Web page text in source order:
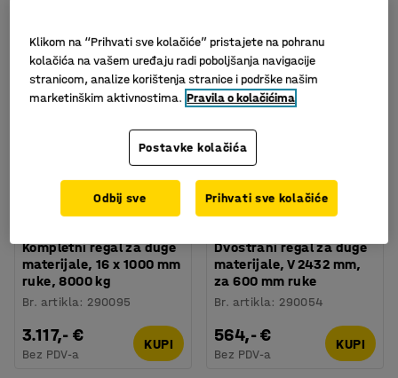
Kompletni regal za duge
materijale, 16 x 1000 mm
ruke, 8000 kg
Br. artikla: 290095
3.117,- €
Bez PDV-a
KUPI
Dvostrani regal za duge
materijale, V 2432 mm,
za 600 mm ruke
Br. artikla: 290054
564,- €
Bez PDV-a
KUPI
Klikom na “Prihvati sve kolačiće” pristajete na pohranu
kolačića na vašem uređaju radi poboljšanja navigacije
stranicom, analize korištenja stranice i podrške našim
marketinškim aktivnostima. Pravila o kolačićima
Postavke kolačića
Odbij sve Prihvati sve kolačiće